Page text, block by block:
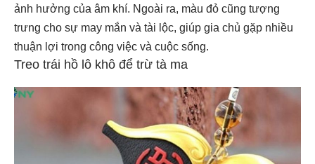
ảnh hưởng của âm khí. Ngoài ra, màu đỏ cũng tượng
trưng cho sự may mắn và tài lộc, giúp gia chủ gặp nhiều
thuận lợi trong công việc và cuộc sống.
Treo trái hồ lô khô để trừ tà ma